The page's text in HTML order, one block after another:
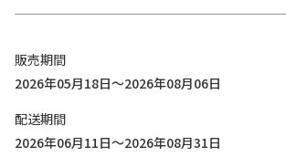
販売期間
2026年05月18日～2026年08月06日
配送期間
2026年06月11日～2026年08月31日